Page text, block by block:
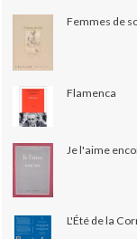
Femmes de
Flamenca
Je l'aime
L'Été de la